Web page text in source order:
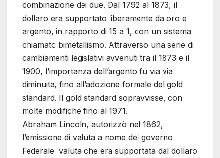
combinazione dei due. Dal 1792 al 1873, il
dollaro era supportato liberamente da oro e
argento, in rapporto di 15 a 1, con un sistema
chiamato bimetallismo. Attraverso una serie di
cambiamenti legislativi avvenuti tra il 1873 e il
1900, l’importanza dell’argento fu via via
diminuita, fino all’adozione formale del gold
standard. Il gold standard sopravvisse, con
molte modifiche fino al 1971.
Abraham Lincoln, autorizzò nel 1862,
l’emissione di valuta a nome del governo
Federale, valuta che era supportata dal dollaro